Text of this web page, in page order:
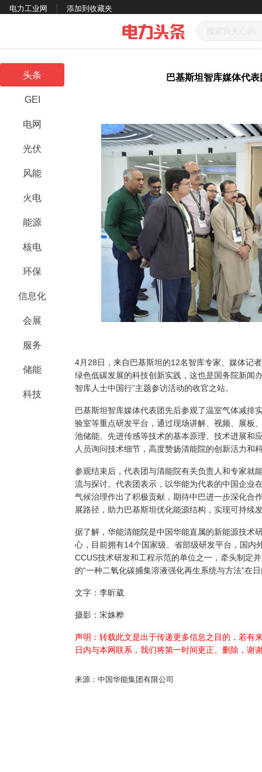
电力工业网 添加到收藏夹
头条
GEI
电网
光伏
风能
火电
能源
核电
环保
信息化
会展
服务
储能
科技
巴基斯坦智库媒体代
4月28日，来自巴基斯坦的12名智库专家、媒体记
绿色低碳发展的科技创新实践，这也是国务院新闻
智库人士中国行”主题参访活动的收官之站。
巴基斯坦智库媒体代表团先后参观了温室气体减排
验室等重点研发平台，通过现场讲解、视频、展板
池储能、先进传感等技术的基本原理、技术进展和
人员询问技术细节，高度赞扬清能院的创新活力和
参观结束后，代表团与清能院有关负责人和专家就
流与探讨。代表团表示，以华能为代表的中国企业
气候治理作出了积极贡献，期待中巴进一步深化合
展路径，助力巴基斯坦优化能源结构，实现可持续
据了解，华能清能院是中国华能直属的新能源技术
心，目前拥有14个国家级、省部级研发平台，国内
CCUS技术研发和工程示范的单位之一，牵头制定
的“一种二氧化碳捕集溶液强化再生系统与方法”在
文字：李昕葳
摄影：宋姝桦
声明：转载此文是出于传递更多信息之目的，若有
日内与本网联系，我们将第一时间更正、删除，谢
来源：中国华能集团有限公司